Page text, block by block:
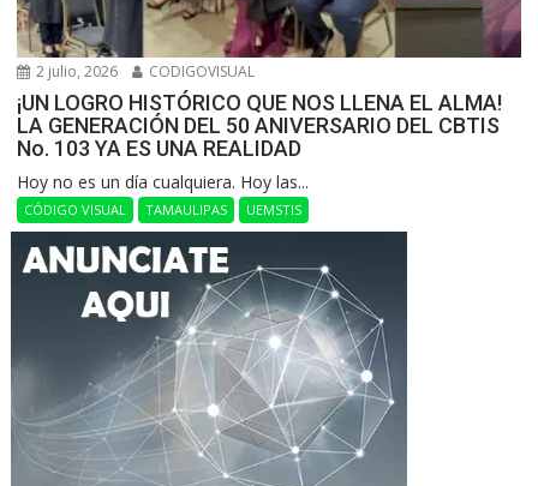
2 julio, 2026 CODIGOVISUAL
¡UN LOGRO HISTÓRICO QUE NOS LLENA EL ALMA!
LA GENERACIÓN DEL 50 ANIVERSARIO DEL CBTIS
No. 103 YA ES UNA REALIDAD
Hoy no es un día cualquiera. Hoy las...
CÓDIGO VISUAL TAMAULIPAS UEMSTIS